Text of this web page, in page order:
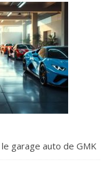
garage auto de GMK